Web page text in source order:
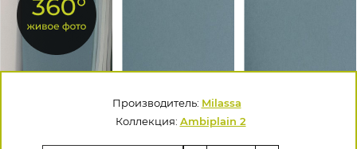
Производитель: Milassa
Коллекция: Ambiplain 2